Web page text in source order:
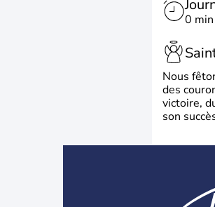
0 min
Nous
des
victoire,
son